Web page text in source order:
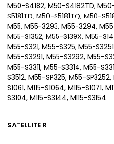
M50-S4182, M50-S4182TD,
S5181TD, M50-S5181TQ, M50-
M55, M55-3293, M55-3294, M55-
M55-S1352, M55-S139X, M55-
M55-S321, M55-S325, M55-
M55-S3291, M55-S3292, M55-
M55-S3311, M55-S3314, M55-
S3512, M55-SP325, M55-SP3252,
S1061, M115-S1064, M115-S1071,
S3104, M115-S3144, M115-S3154
SATELLITE R